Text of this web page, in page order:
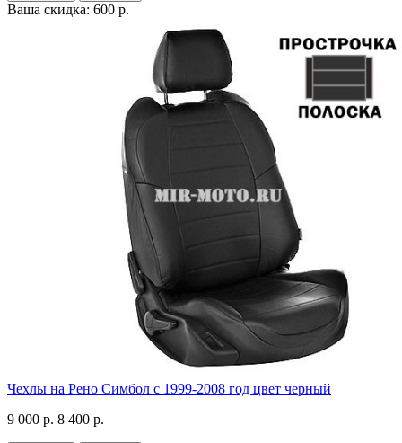
Ваша скидка: 600 р.
Чехлы на Рено Симбол с 1999-2008 год цвет черный
9 000 р. 8 400 р.